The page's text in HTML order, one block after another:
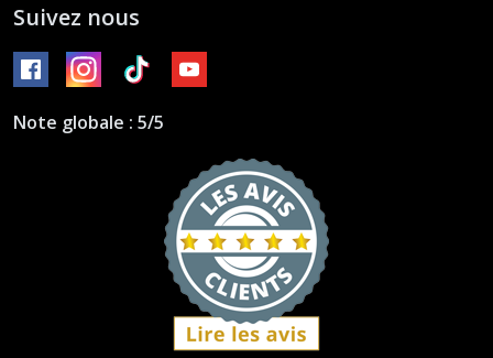
Suivez nous
Note globale : 5/5